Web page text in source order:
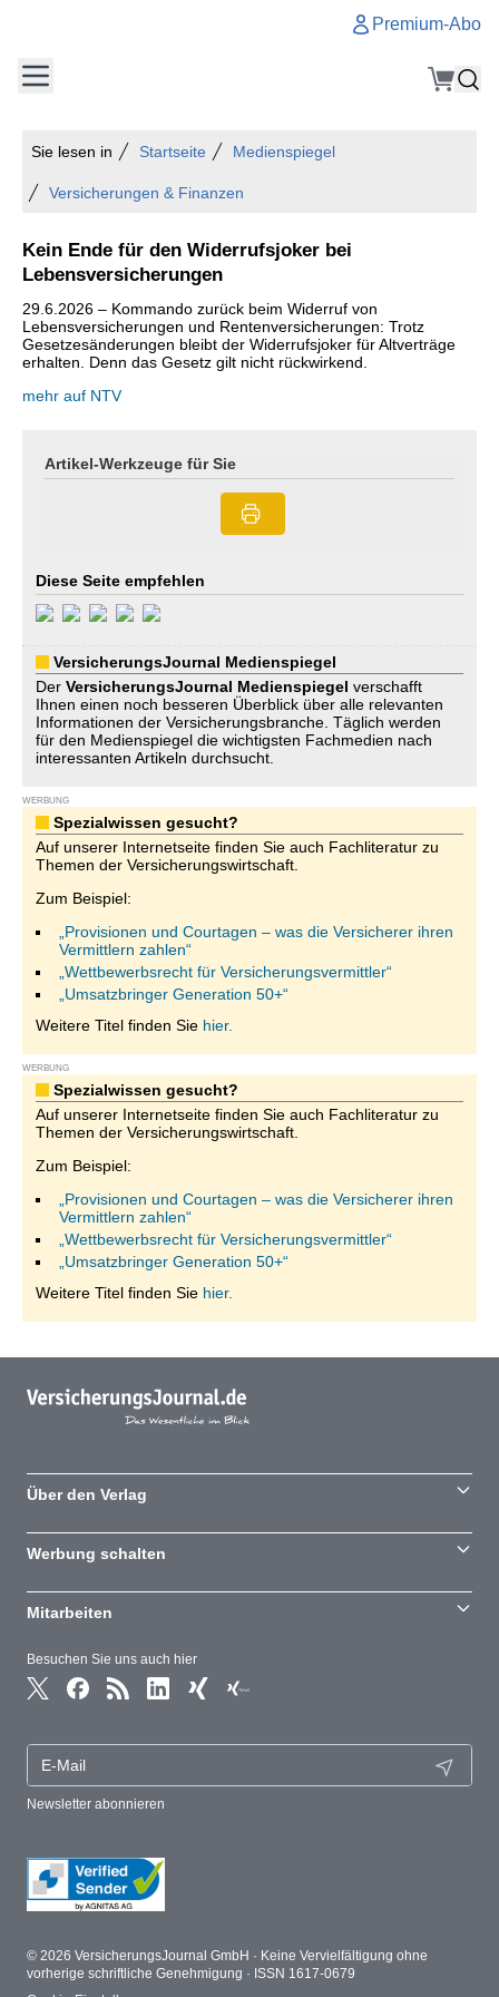
Premium-Abo
Sie lesen in Startseite Medienspiegel
Versicherungen & Finanzen
Kein Ende für den Widerrufsjoker bei
Lebensversicherungen
29.6.2026 – Kommando zurück beim Widerruf von
Lebensversicherungen und Rentenversicherungen: Trotz
Gesetzesänderungen bleibt der Widerrufsjoker für Altverträge
erhalten. Denn das Gesetz gilt nicht rückwirkend.
mehr auf NTV
Artikel-Werkzeuge für Sie
Diese Seite empfehlen
VersicherungsJournal Medienspiegel
Der VersicherungsJournal Medienspiegel verschafft
Ihnen einen noch besseren Überblick über alle relevanten
Informationen der Versicherungsbranche. Täglich werden
für den Medienspiegel die wichtigsten Fachmedien nach
interessanten Artikeln durchsucht.
WERBUNG
Spezialwissen gesucht?
Auf unserer Internetseite finden Sie auch Fachliteratur zu
Themen der Versicherungswirtschaft.
Zum Beispiel:
„Provisionen und Courtagen – was die Versicherer ihren
Vermittlern zahlen“
„Wettbewerbsrecht für Versicherungsvermittler“
„Umsatzbringer Generation 50+“
Weitere Titel finden Sie hier.
WERBUNG
Spezialwissen gesucht?
Auf unserer Internetseite finden Sie auch Fachliteratur zu
Themen der Versicherungswirtschaft.
Zum Beispiel:
„Provisionen und Courtagen – was die Versicherer ihren
Vermittlern zahlen“
„Wettbewerbsrecht für Versicherungsvermittler“
„Umsatzbringer Generation 50+“
Weitere Titel finden Sie hier.
Besuchen Sie uns auch hier
Newsletter abonnieren
Über den Verlag
Werbung schalten
Mitarbeiten
© 2026 VersicherungsJournal GmbH · Keine Vervielfältigung ohne
vorherige schriftliche Genehmigung · ISSN 1617-0679